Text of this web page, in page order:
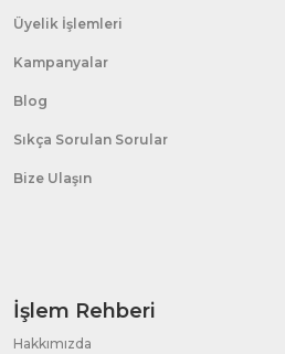
Üyelik İşlemleri
Kampanyalar
Blog
Sıkça Sorulan Sorular
Bize Ulaşın
İşlem Rehberi
Hakkımızda